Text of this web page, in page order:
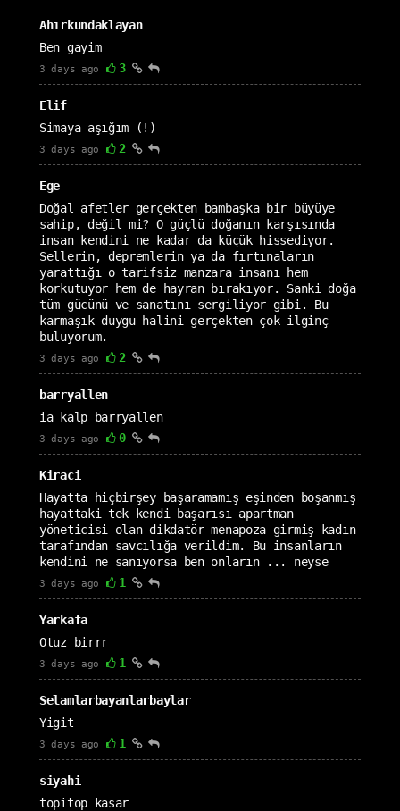
Ahırkundaklayan
Ben gayim
3 days ago 3
Elif
Simaya aşığım (!)
3 days ago 2
Ege
Doğal afetler gerçekten bambaşka bir büyüye
sahip, değil mi? O güçlü doğanın karşısında
insan kendini ne kadar da küçük hissediyor.
Sellerin, depremlerin ya da fırtınaların
yarattığı o tarifsiz manzara insanı hem
korkutuyor hem de hayran bırakıyor. Sanki doğa
tüm gücünü ve sanatını sergiliyor gibi. Bu
karmaşık duygu halini gerçekten çok ilginç
buluyorum.
3 days ago 2
barryallen
ia kalp barryallen
3 days ago 0
Kiraci
Hayatta hiçbirşey başaramamış eşinden boşanmış
hayattaki tek kendi başarısı apartman
yöneticisi olan dikdatör menapoza girmiş kadın
tarafından savcılığa verildim. Bu insanların
kendini ne sanıyorsa ben onların ... neyse
3 days ago 1
Yarkafa
Otuz birrr
3 days ago 1
Selamlarbayanlarbaylar
Yigit
3 days ago 1
siyahi
topitop kasar